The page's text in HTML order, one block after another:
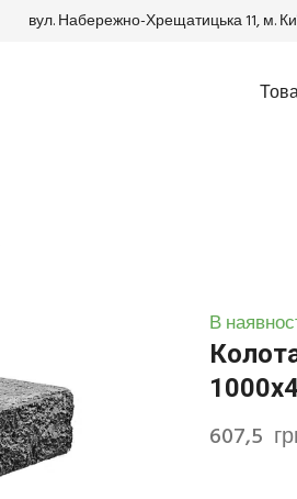
вул. Набережно-Хрещатицька 11, м.
В
607,5